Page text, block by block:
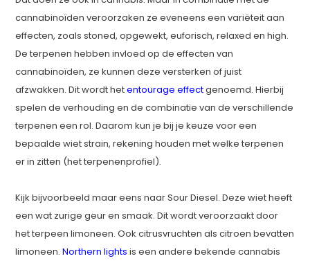
cannabinoïden veroorzaken ze eveneens een variëteit aan
effecten, zoals stoned, opgewekt, euforisch, relaxed en high.
De terpenen hebben invloed op de effecten van
cannabinoïden, ze kunnen deze versterken of juist
afzwakken. Dit wordt hetentourage effectgenoemd. Hierbij
spelen de verhouding en de combinatie van de verschillende
terpenen een rol. Daarom kun je bij je keuze voor een
bepaalde wiet strain, rekening houden met welke terpenen
er in zitten (het terpenenprofiel).
Kijk bijvoorbeeld maar eens naar Sour Diesel. Deze wiet heeft
een wat zurige geur en smaak. Dit wordt veroorzaakt door
het terpeen limoneen. Ook citrusvruchten als citroen bevatten
limoneen.Northern lights is een andere bekende cannabis